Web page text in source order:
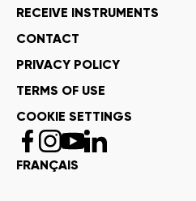
RECEIVE INSTRUMENTS
CONTACT
PRIVACY POLICY
TERMS OF USE
COOKIE SETTINGS
FRANÇAIS